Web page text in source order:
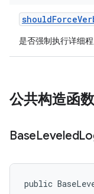
shouldForce
是否强制执行详细程
公共构造函数
BaseLeveled
public